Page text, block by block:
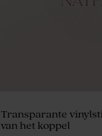
Transparante
van het koppel